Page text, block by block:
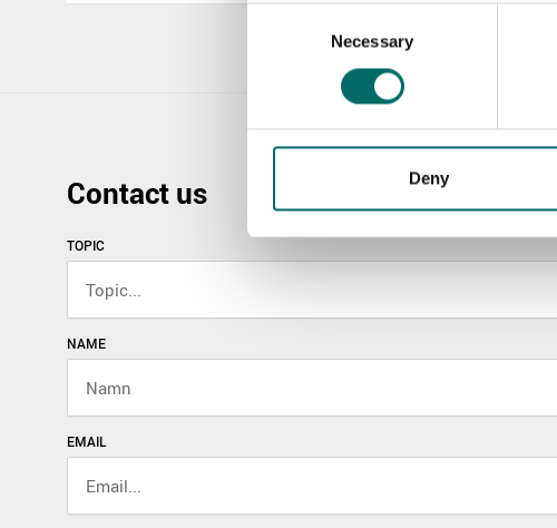
Necessary
Deny
Contact us
TOPIC
NAME
EMAIL